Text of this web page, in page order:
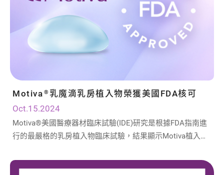
Motiva ® 乳魔滴乳房植入物榮獲美國FDA核可
Oct.15.2024
Motiva®美國醫療器材臨床試驗(IDE)研究是根據FDA指南進
行的最嚴格的乳房植入物臨床試驗，結果顯示Motiva植入物
中的莢膜攣縮和破裂率皆低於1%。